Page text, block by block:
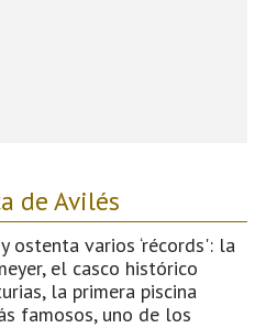
de Avilés
ostenta varios ‘récords': la
el casco histórico
la primera piscina
famosos, uno de los